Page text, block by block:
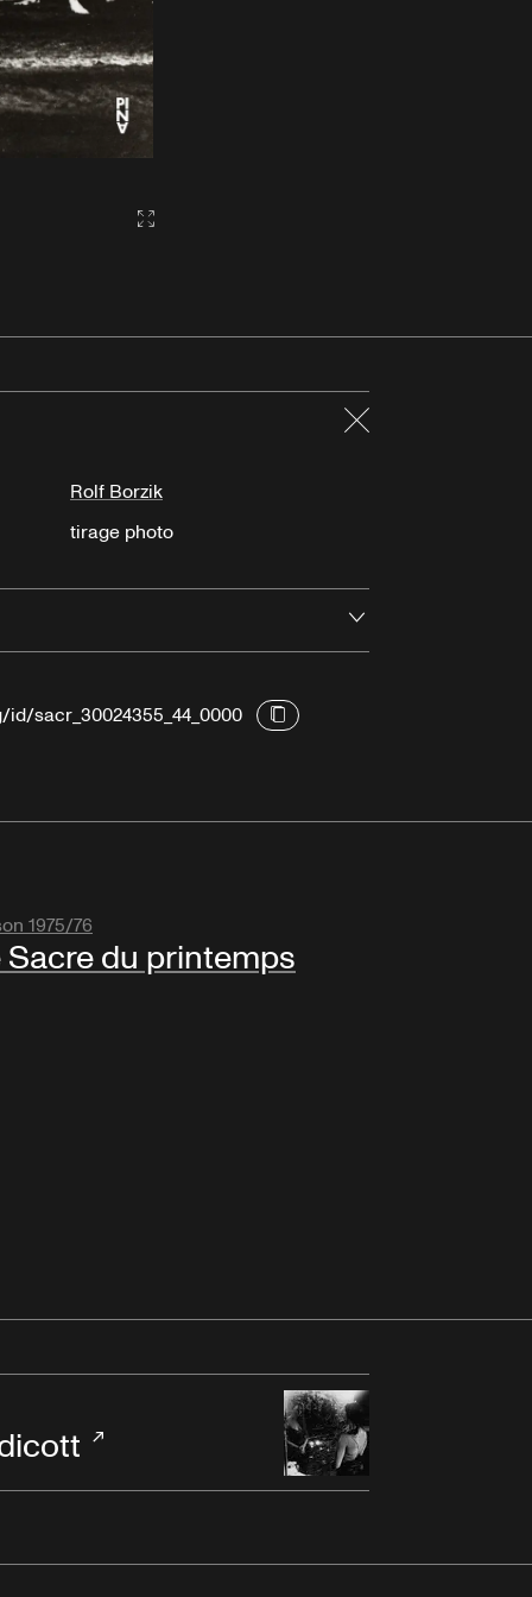
Gallery2:fullscreen
Rolf Borzik
tirage photo
sacr_30024355_44_0000
1975/76
Sacre du printemps